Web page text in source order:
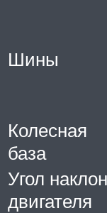
Шины
Колесная
база
Угол
двигателя